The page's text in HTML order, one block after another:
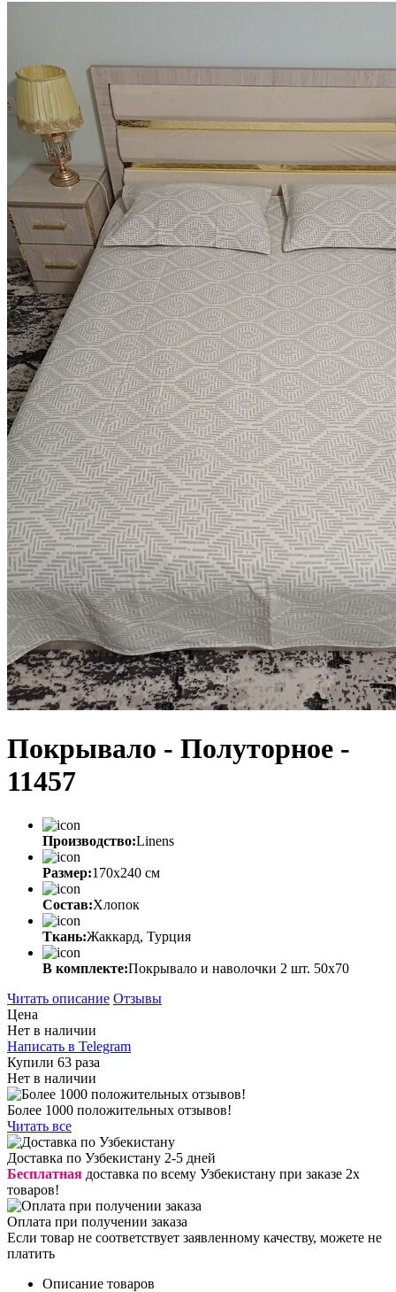
Покрывало - Полуторное -
11457
Производство:Linens
Размер:170х240 см
Состав:Хлопок
Ткань:Жаккард, Турция
В комплекте:Покрывало и наволочки 2 шт. 50х70
Читать описание Отзывы
Цена
Нет в наличии
Написать в Telegram
Купили 63 раза
Нет в наличии
Более 1000 положительных отзывов!
Читать все
Доставка по Узбекистану 2-5 дней
Бесплатная доставка по всему Узбекистану при заказе 2х
товаров!
Оплата при получении заказа
Если товар не соответствует заявленному качеству, можете не
платить
Описание товаров